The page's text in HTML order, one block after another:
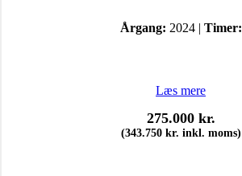
Årgang: 2024 | Timer:
Læs mere
275.000 kr.
(343.750 kr. inkl. moms)